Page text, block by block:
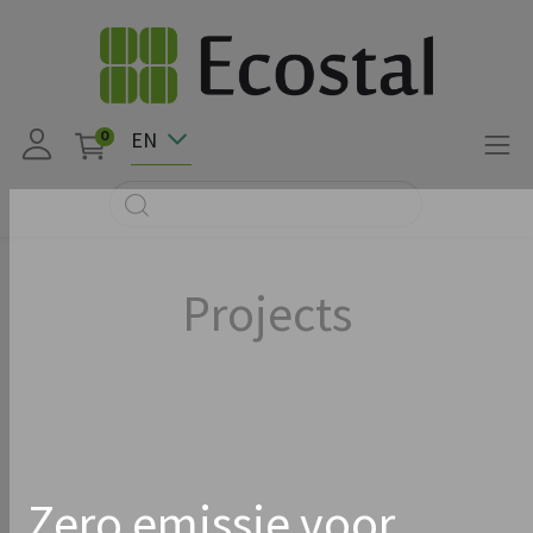
0 EN
Projects